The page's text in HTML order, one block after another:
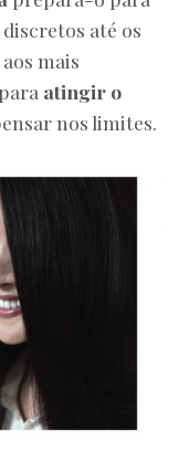
até os
mais
atingir o
nos limites.